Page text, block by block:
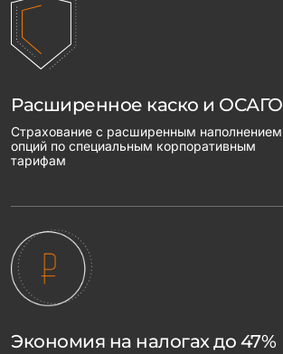
Расширенное каско и ОСАГО
Страхование с расширенным наполнением
опций по специальным корпоративным
тарифам
Экономия на налогах до 47%